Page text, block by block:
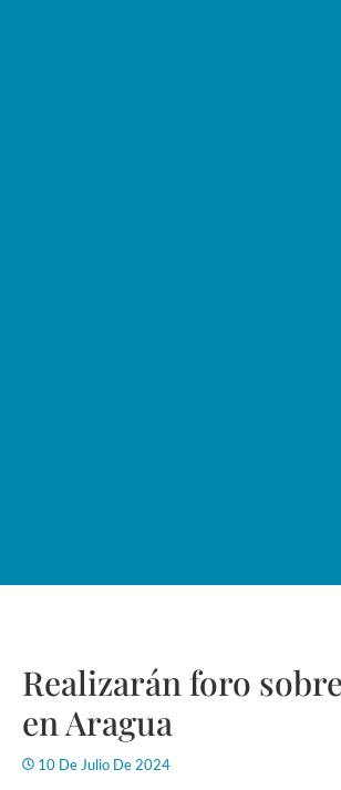
Realizarán foro
en Aragua
10 De Julio De 2024